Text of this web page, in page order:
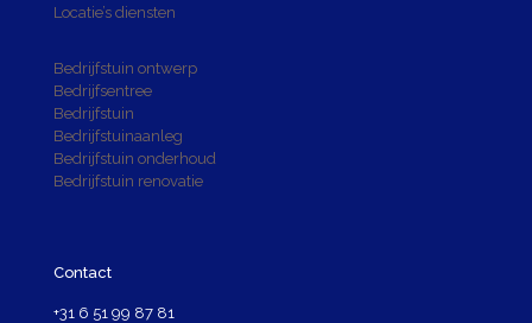
Locatie’s diensten
Bedrijfstuin ontwerp
Bedrijfsentree
Bedrijfstuin
Bedrijfstuinaanleg
Bedrijfstuin onderhoud
Bedrijfstuin renovatie
Contact
+31 6 51 99 87 81